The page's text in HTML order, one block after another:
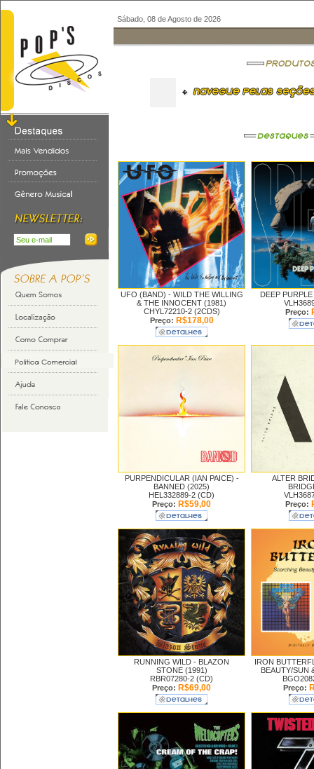
Sábado, 08 de Agosto de 2026
UFO (BAND) - WILD THE WILLING
& THE INNOCENT (1981)
CHYL72210-2 (2CDS)
Preço: R$178,00
DEEP
Preço:
PURPENDICULAR (IAN PAICE) -
BANNED (2025)
HEL332889-2 (CD)
Preço: R$59,00
ALTER
Preço:
RUNNING WILD - BLAZON
STONE (1991)
RBR07280-2 (CD)
Preço: R$69,00
IRON
BEAUTY/SUN
Preço: